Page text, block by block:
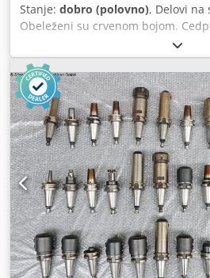
Stanje: dobro (polovno), Delovi na
Obeleženi su crvenom bojom.